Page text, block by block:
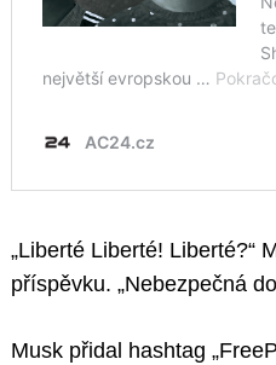
„Liberté Liberté! Liberté?“
příspěvku. „Nebezpečná
Musk přidal hashtag